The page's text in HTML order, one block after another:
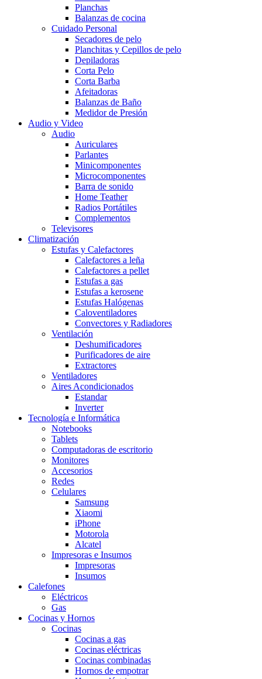
Planchas
Balanzas de cocina
Cuidado Personal
Secadores de pelo
Planchitas y Cepillos de pelo
Depiladoras
Corta Pelo
Corta Barba
Afeitadoras
Balanzas de Baño
Medidor de Presión
Audio y Video
Audio
Auriculares
Parlantes
Minicomponentes
Microcomponentes
Barra de sonido
Home Teather
Radios Portátiles
Complementos
Televisores
Climatización
Estufas y Calefactores
Calefactores a leña
Calefactores a pellet
Estufas a gas
Estufas a kerosene
Estufas Halógenas
Caloventiladores
Convectores y Radiadores
Ventilación
Deshumificadores
Purificadores de aire
Extractores
Ventiladores
Aires Acondicionados
Estandar
Inverter
Tecnología e Informática
Notebooks
Tablets
Computadoras de escritorio
Monitores
Accesorios
Redes
Celulares
Samsung
Xiaomi
iPhone
Motorola
Alcatel
Impresoras e Insumos
Impresoras
Insumos
Calefones
Eléctricos
Gas
Cocinas y Hornos
Cocinas
Cocinas a gas
Cocinas eléctricas
Cocinas combinadas
Hornos de empotrar